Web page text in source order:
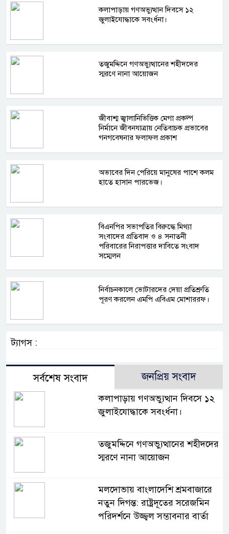
কলাপাড়ায় গণঅভ্যুত্থান দিবসে ১২
জুলাইযোদ্ধাকে সবংর্ধনা।
তজুমদ্দিনে গণঅভ্যুত্থানের শহীদদের
স্মরণে নানা আয়োজন
জীবাশ্ম জ্বালানিভিত্তিক মেগা প্রকল্প
নির্মানে জীবনযাত্রায় নেতিবাচক প্রভাবের
গনগবেষনার ফলাফল প্রকাশ
অভাবের দিন পেরিয়ে মানুষের পাশে কলম
হাতে হাসান পারভেজ।
বিএনপির সভাপতির বিরুদ্ধে মিথ্যা
সংবাদের প্রতিবাদ ও ৪ সনাতনী
পরিবারের নিরাপত্তার দাবিতে সংবাদ
সম্মেলন
নির্বাচনকালে ভোটারদের দেয়া প্রতিশ্রুতি
পূরণ করলেন এমপি এবিএম মোশাররফ।
ট্যাগস :
সর্বশেষ সংবাদ জনপ্রিয় সংবাদ
কলাপাড়ায় গণঅভ্যুত্থান দিবসে ১২
জুলাইযোদ্ধাকে সবংর্ধনা।
তজুমদ্দিনে গণঅভ্যুত্থানের শহীদদের
স্মরণে নানা আয়োজন
মলদোভায় বাংলাদেশি শ্রমবাজারে
নতুন দিগন্ত: রাষ্ট্রদূতের সরেজমিন
পরিদর্শনে উজ্জ্বল সম্ভাবনার বার্তা